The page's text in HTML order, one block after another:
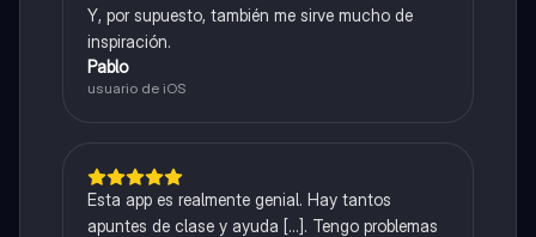
Y, por supuesto, también me sirve mucho de
inspiración.
Pablo
usuario de iOS
Esta app es realmente genial. Hay tantos
apuntes de clase y ayuda [...]. Tengo problemas